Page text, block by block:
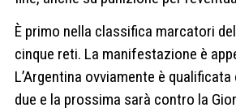
È primo nella classifica marcatori
cinque reti. La manifestazione è
L’Argentina ovviamente è
due e la prossima sarà contro la